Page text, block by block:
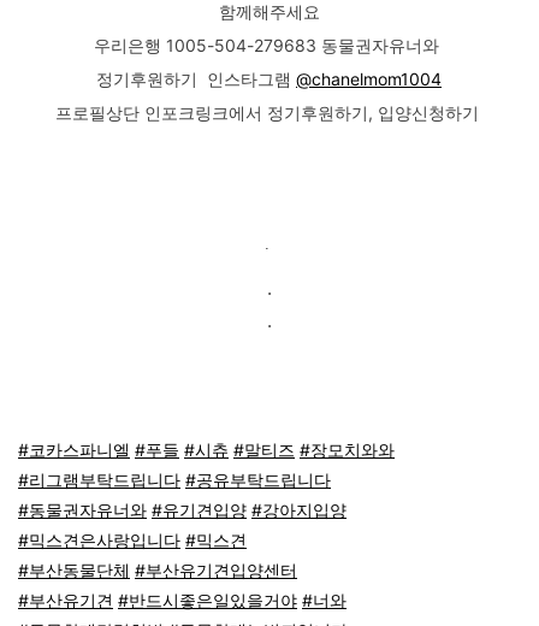
함께해주세요
우리은행 1005-504-279683 동물권자유너와
정기후원하기 인스타그램 @chanelmom1004
프로필상단 인포크링크에서 정기후원하기, 입양신청하기
.
.
.
#코카스파니엘 #푸들 #시츄 #말티즈 #장모치와와
#리그램부탁드립니다 #공유부탁드립니다
#동물권자유너와 #유기견입양 #강아지입양
#믹스견은사랑입니다 #믹스견
#부산동물단체 #부산유기견입양센터
#부산유기견 #반드시좋은일있을거야 #너와